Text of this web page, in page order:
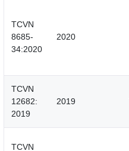
TCVN
8685-
34:2020
2020
TCVN
12682:
2019
2019
TCVN